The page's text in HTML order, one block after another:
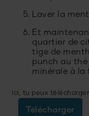
Laver la
Et
quartier de
tige de
punch au thé
minérale à la
Ici, tu peux
Télécharger